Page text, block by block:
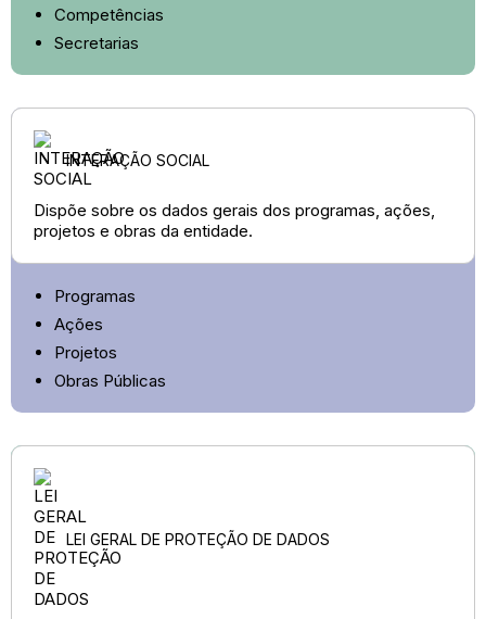
Competências
Secretarias
INTERAÇÃO SOCIAL
Dispõe sobre os dados gerais dos programas, ações,
projetos e obras da entidade.
Programas
Ações
Projetos
Obras Públicas
LEI GERAL DE PROTEÇÃO DE DADOS